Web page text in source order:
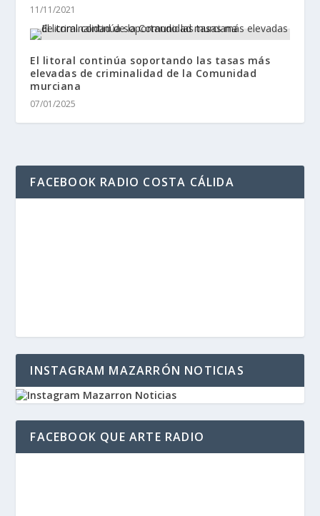
11/11/2021
El litoral continúa soportando las tasas más
elevadas de criminalidad de la Comunidad
murciana
07/01/2025
FACEBOOK RADIO COSTA CÁLIDA
INSTAGRAM MAZARRÓN NOTICIAS
FACEBOOK QUE ARTE RADIO